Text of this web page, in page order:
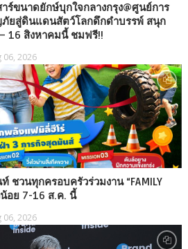
ร์ขนาดยักษ์บุกใจกลางกรุง@ศูนย์การ
ภัยสู่ดินแดนสัตว์โลกดึกดำบรรพ์ สนุก
– 16 สิงหาคมนี้ ชมฟรี!!
06, 2026
ชวนทุกครอบครัวร่วมงาน “FAMILY
น้อย 7-16 ส.ค. นี้
06, 2026